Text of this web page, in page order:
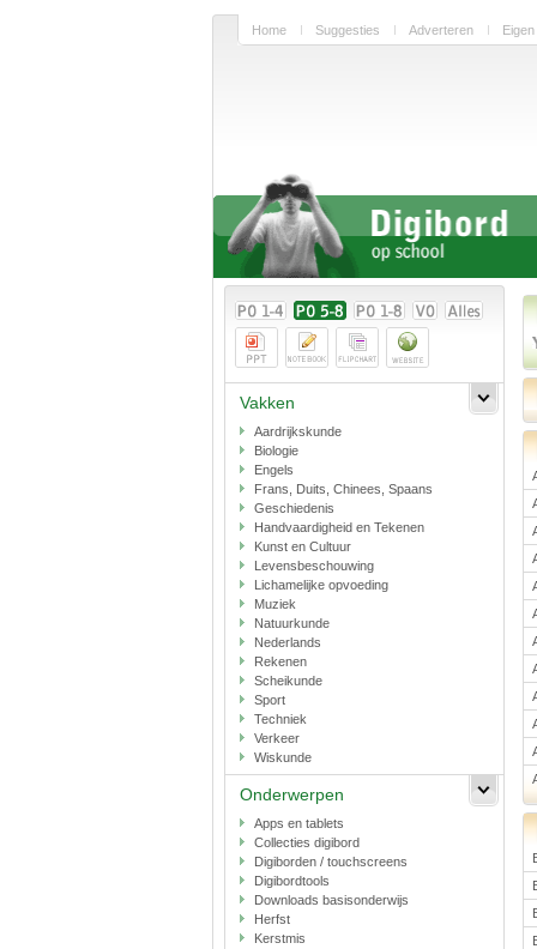
Home Suggesties Adverteren
Vakken
Aardrijkskunde
Biologie
Engels
Frans, Duits, Chinees, Spaans
Geschiedenis
Handvaardigheid en Tekenen
Kunst en Cultuur
Levensbeschouwing
Lichamelijke opvoeding
Muziek
Natuurkunde
Nederlands
Rekenen
Scheikunde
Sport
Techniek
Verkeer
Wiskunde
Onderwerpen
Apps en tablets
Collecties digibord
Digiborden / touchscreens
Digibordtools
Downloads basisonderwijs
Herfst
Kerstmis